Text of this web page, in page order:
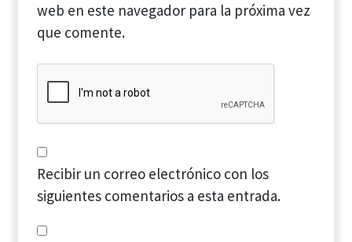
web en este navegador para la próxima vez
que comente.
Recibir un correo electrónico con los
siguientes comentarios a esta entrada.